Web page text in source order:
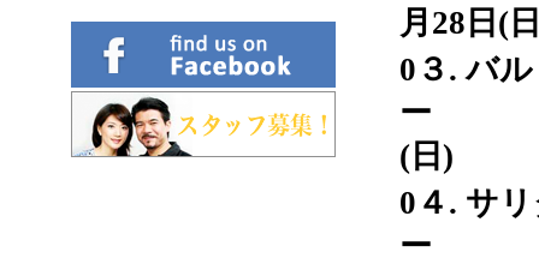
月28日(
0３. バ
ー
(日)
0４. サ
ー